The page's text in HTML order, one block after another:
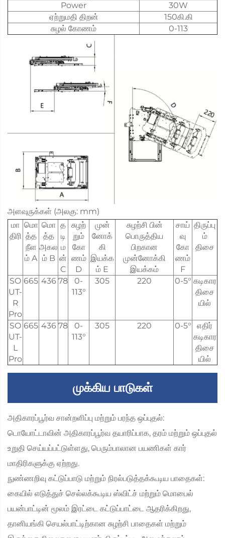
Power
30W
ஏற்றுமதி திறன்
150கி.கி
சுழல் கோணம்
0-113
அளவுருக்கள் (அலகு: mm)
மா
திரி
மொ
த்த
நீள
ம் A
மொ
த்த
அகல
ம் B
த
டி
ம
ன்
C
சுழற்
றும்
கோ
ணம்
D
முன்
னோக்
கி
இயக்க
ம் E
சுழற்சி பின்
பொருத்திய
பிறகான
முன்னோக்கி
இயக்கம்
சாய்
வு
கோ
ணம்
F
திருப்பு
ம்
திசை
SO
UT-
R
Pro
665 436 78
0-
113°
305 220 0-5° கடிகார
திசை
யில்
SO
UT-
L
Pro
665 436 78
0-
113°
305 220 0-5°
எதிர்
கடிகார
திசை
யில்
முக்கிய பாடுகள்
அதிகாரப்பூர்வ சான்றளிப்பு மற்றும் பரந்த ஒப்புதல்:
டொயோட்டாவின் அதிகாரப்பூர்வ தயாரிப்பாக, தரம் மற்றும் ஒப்புதல்
உறுதி செய்யப்பட்டுள்ளது, பெரும்பாலான பயணிகள் கார்
மாதிரிகளுக்கு ஏற்றது.
நுண்ணறிவு கட்டுப்பாடு மற்றும் நிரல்படுத்தக்கூடிய பாதைகள்:
கையில் எடுத்துச் செல்லக்கூடிய ஸ்விட்ச் மற்றும் மொபைல்
பயன்பாட்டின் மூலம் இரட்டை கட்டுப்பாட்டை ஆதரிக்கிறது,
தானியங்கி செயல்பாட்டிற்கான சுழற்சி பாதைகள் மற்றும்